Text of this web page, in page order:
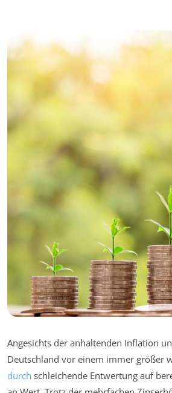
Angesichts der anhaltenden Inflation
Deutschland vor einem immer größer
durch schleichende Entwertung auf